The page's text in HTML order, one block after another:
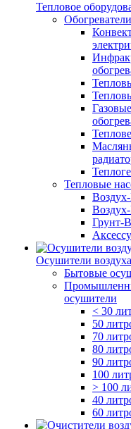
Тепловое
Обогреватели
Газовые
Тепловые
Грунт-
Осушители воздуха
Бытовые
осушители
< 30
50
70
80
90
100
> 100
40
60